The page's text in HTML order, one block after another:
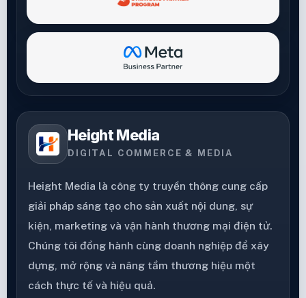
Height Media
DIGITAL COMMERCE & MEDIA
Height Media là công ty truyền thông cung cấp
giải pháp sáng tạo cho sản xuất nội dung, sự
kiện, marketing và vận hành thương mại điện tử.
Chúng tôi đồng hành cùng doanh nghiệp để xây
dựng, mở rộng và nâng tầm thương hiệu một
cách thực tế và hiệu quả.